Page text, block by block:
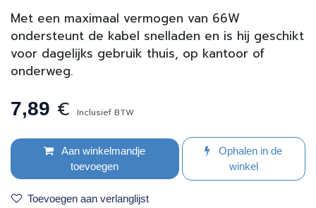
Met een maximaal vermogen van 66W
ondersteunt de kabel snelladen en is hij geschikt
voor dagelijks gebruik thuis, op kantoor of
onderweg.
7,89 € Inclusief BTW
Aan winkelmandje
toevoegen
Ophalen in de
winkel
Toevoegen aan verlanglijst